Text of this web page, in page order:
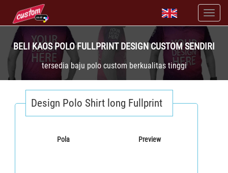
BELI KAOS POLO FULLPRINT DESIGN CUSTOM SENDIRI
tersedia baju polo custom berkualitas tinggi
Design Polo Shirt long Fullprint
Pola Preview